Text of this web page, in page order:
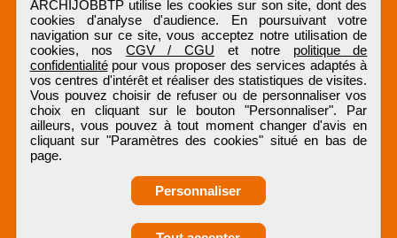
Obtenir ses
ARCHIJOBBTP utilise les cookies sur son site, dont des
cookies d'analyse d'audience. En poursuivant votre
navigation sur ce site, vous acceptez notre utilisation de
cookies, nos CGV / CGU et notre politique de
confidentialitépour vous proposer des services adaptés à
vos centres d'intérêt et réaliser des statistiques de visites.
Vous pouvez choisir de refuser ou de personnaliser vos
choix en cliquant sur le bouton "Personnaliser". Par
ailleurs, vous pouvez à tout moment changer d'avis en
cliquant sur "Paramètres des cookies" situé en bas de
page.
Personnaliser